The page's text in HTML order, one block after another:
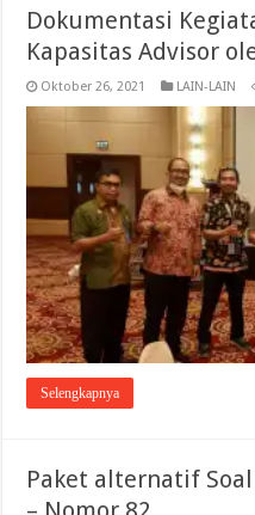
Dokumentasi
Kapasitas Advisor
Oktober 26, 2021 LAIN-LAIN
Selengkapnya
Paket alternatif Soal